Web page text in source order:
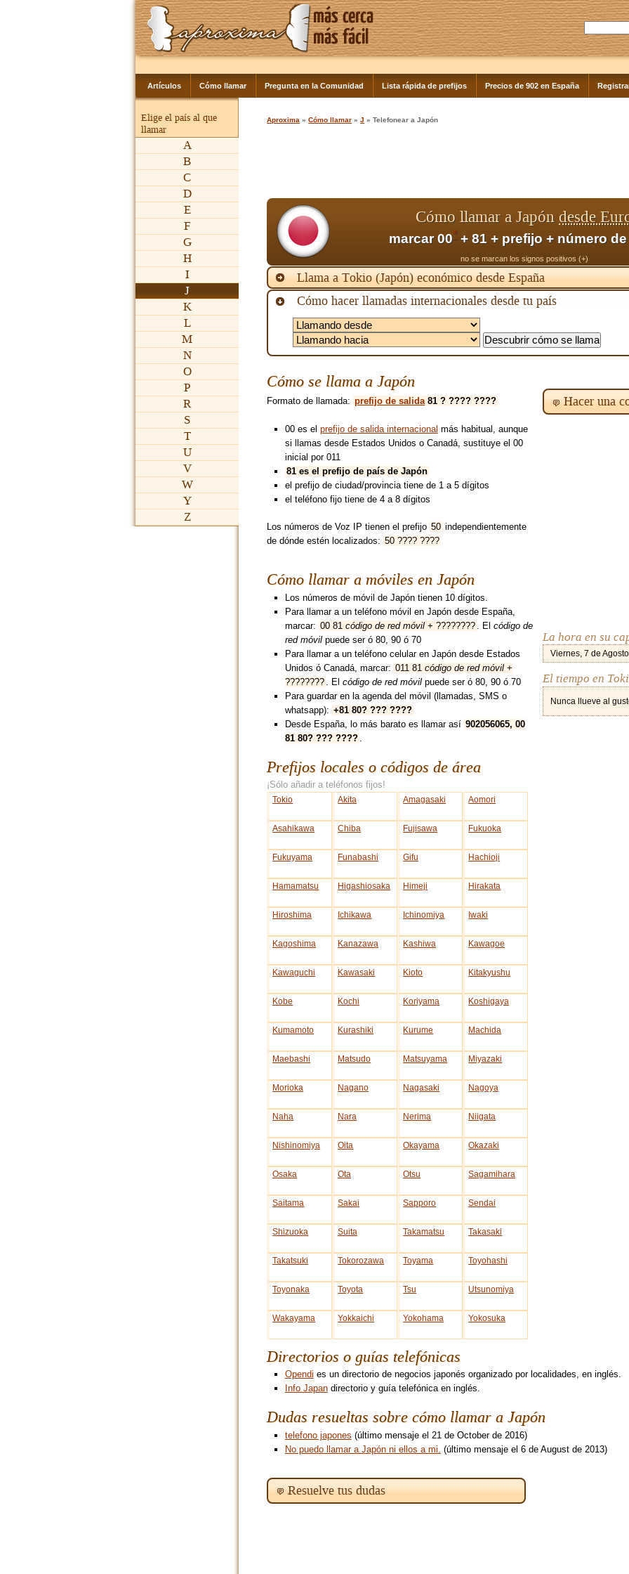
Artículos Cómo llamar Pregunta en la Comunidad Lista rápida de prefijos Precios de 902 en España
Elige el país al que
llamar
A
B
C
D
E
F
G
H
I
J
K
L
M
N
O
P
R
S
T
U
V
W
Y
Z
Aproxima »Cómo llamar »J » Telefonear a Japón
Cómo llamar a Japóndesde
marcar 00*+ 81 + prefijo + número
no se marcan los signos positivos (+)
Llama a Tokio (Japón) económico desde España
Cómo hacer llamadas internacionales desde tu país
Hacer una
La hora en su
Viernes, 7 de
El tiempo en
Nunca llueve al
Cómo se llama a Japón
Formato de llamada: prefijo de salida81 ? ???? ????
00 es el prefijo de salida internacional más habitual, aunque
si llamas desde Estados Unidos o Canadá, sustituye el 00
inicial por 011
81 es el prefijo de país de Japón
el prefijo de ciudad/provincia tiene de 1 a 5 dígitos
el teléfono fijo tiene de 4 a 8 dígitos
Los números de Voz IP tienen el prefijo 50 independientemente
de dónde estén localizados: 50 ???? ????
Cómo llamar a móviles en Japón
Los números de móvil de Japón tienen 10 dígitos.
Para llamar a un teléfono móvil en Japón desde España,
marcar: 00 81 código de red móvil+ ???????? . El código de
red móvilpuede ser ó 80, 90 ó 70
Para llamar a un teléfono celular en Japón desde Estados
Unidos ó Canadá, marcar: 011 81 código de red móvil+
????????
. El código de red móvilpuede ser ó 80, 90 ó 70
Para guardar en la agenda del móvil (llamadas, SMS o
whatsapp): +81 80? ??? ????
Desde España, lo más barato es llamar así 902056065, 00
81 80? ??? ????
Prefijos locales o códigos de área
¡Sólo añadir a teléfonos fijos!
Tokio Akita Amagasaki Aomori
Asahikawa Chiba Fujisawa Fukuoka
Fukuyama Funabashi Gifu Hachioji
Hamamatsu Higashiosaka Himeji Hirakata
Hiroshima Ichikawa Ichinomiya Iwaki
Kagoshima Kanazawa Kashiwa Kawagoe
Kawaguchi Kawasaki Kioto Kitakyushu
Kobe Kochi Koriyama Koshigaya
Kumamoto Kurashiki Kurume Machida
Maebashi Matsudo Matsuyama Miyazaki
Morioka Nagano Nagasaki Nagoya
Naha Nara Nerima Niigata
Nishinomiya Oita Okayama Okazaki
Osaka Ota Otsu Sagamihara
Saitama Sakai Sapporo Sendai
Shizuoka Suita Takamatsu Takasaki
Takatsuki Tokorozawa Toyama Toyohashi
Toyonaka Toyota Tsu Utsunomiya
Wakayama Yokkaichi Yokohama Yokosuka
Directorios o guías telefónicas
Opendi es un directorio de negocios japonés organizado por localidades, en inglés.
Info Japandirectorio y guía telefónica en inglés.
Dudas resueltas sobre cómo llamar a Japón
telefono japones (último mensaje el 21 de October de 2016)
No puedo llamar a Japón ni ellos a mi. (último mensaje el 6 de August de 2013)
Resuelve tus dudas